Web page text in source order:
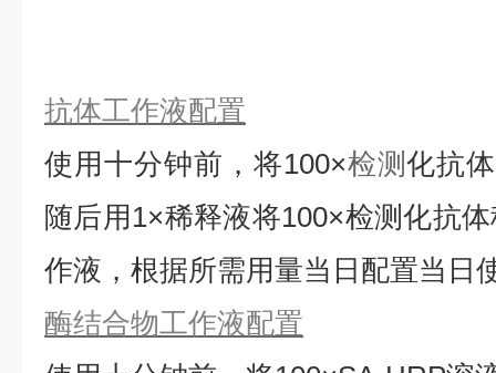
抗体工作液配置
使用十分钟前，将100×检测化抗
随后用1×稀释液将100×检测化抗
作液，根据所需用量当日配置当日
酶结合物工作液配置